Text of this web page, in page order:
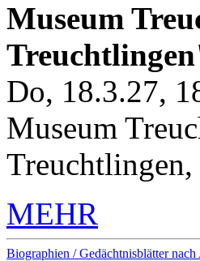
Museum
Do, 18.3.27,
Museum
Treuchtlingen,
MEHR
Biographien / Gedächtnisblätter nach